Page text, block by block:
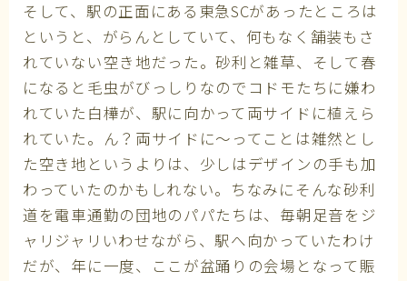
そして、駅の正面にある東急SCがあったところは
というと、がらんとしていて、何もなく舗装もさ
れていない空き地だった。砂利と雑草、そして春
になると毛虫がびっしりなのでコドモたちに嫌わ
れていた白樺が、駅に向かって両サイドに植えら
れていた。ん？両サイドに～ってことは雑然とし
た空き地というよりは、少しはデザインの手も加
わっていたのかもしれない。ちなみにそんな砂利
道を電車通勤の団地のパパたちは、毎朝足音をジ
ャリジャリいわせながら、駅へ向かっていたわけ
だが、年に一度、ここが盆踊りの会場となって賑